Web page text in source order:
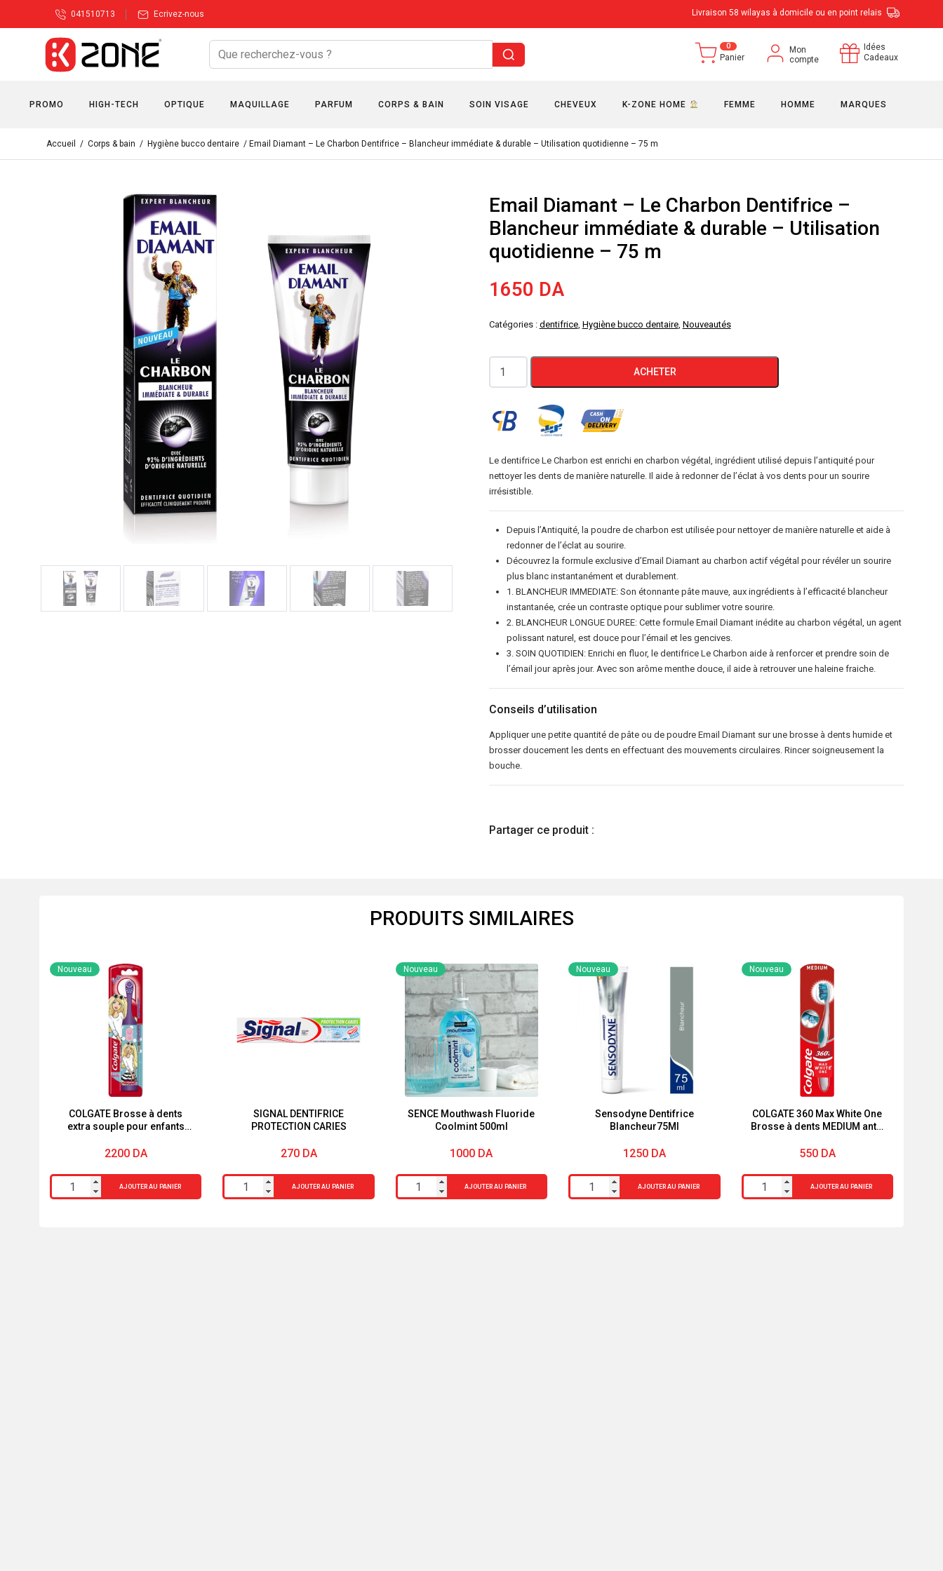
041510713 Ecrivez-nous Livraison 58 wilayas à domicile ou en point relais
0
Panier
Mon
compte
Idées
Cadeaux
PROMO HIGH-TECH OPTIQUE MAQUILLAGE PARFUM CORPS & BAIN SOIN VISAGE CHEVEUX K-ZONE HOME FEMME HOMME MARQUES
Accueil / Corps & bain / Hygiène bucco dentaire / Email Diamant – Le Charbon Dentifrice – Blancheur immédiate & durable – Utilisation quotidienne – 75 m
Email Diamant – Le Charbon Dentifrice –
Blancheur immédiate & durable – Utilisation
quotidienne – 75 m
1650 DA
Catégories : dentifrice, Hygiène bucco dentaire, Nouveautés
quantité
de
Diamant
Le
Charbon
Dentifrice
Blancheur
immédiate
durable
Utilisation
quotidienne
75
m
ACHETER
Le dentifrice Le Charbon est enrichi en charbon végétal, ingrédient utilisé depuis l’antiquité pour
nettoyer les dents de manière naturelle. Il aide à redonner de l’éclat à vos dents pour un sourire
irrésistible.
Depuis l’Antiquité, la poudre de charbon est utilisée pour nettoyer de manière naturelle et aide à
redonner de l’éclat au sourire.
Découvrez la formule exclusive d’Email Diamant au charbon actif végétal pour révéler un sourire
plus blanc instantanément et durablement.
1. BLANCHEUR IMMEDIATE: Son étonnante pâte mauve, aux ingrédients à l’efficacité blancheur
instantanée, crée un contraste optique pour sublimer votre sourire.
2. BLANCHEUR LONGUE DUREE: Cette formule Email Diamant inédite au charbon végétal, un agent
polissant naturel, est douce pour l’émail et les gencives.
3. SOIN QUOTIDIEN: Enrichi en fluor, le dentifrice Le Charbon aide à renforcer et prendre soin de
l’émail jour après jour. Avec son arôme menthe douce, il aide à retrouver une haleine fraiche.
Conseils d’utilisation
Appliquer une petite quantité de pâte ou de poudre Email Diamant sur une brosse à dents humide et
brosser doucement les dents en effectuant des mouvements circulaires. Rincer soigneusement la
bouche.
Partager ce produit :
PRODUITS SIMILAIRES
COLGATE Brosse à dents
extra souple pour enfants
Nouveau
2200 DA
quantité
de
AJOUTER AU PANIER
SIGNAL DENTIFRICE
PROTECTION CARIES
270 DA
quantité
de
AJOUTER AU PANIER
SENCE Mouthwash Fluoride
Coolmint 500ml
Nouveau
1000 DA
quantité
de
AJOUTER AU PANIER
Sensodyne Dentifrice
Blancheur75Ml
Nouveau
1250 DA
quantité
de
AJOUTER AU PANIER
COLGATE 360 ​​Max White One
Brosse à dents MEDIUM anti-
Nouveau
550 DA
quantité
de
AJOUTER AU PANIER